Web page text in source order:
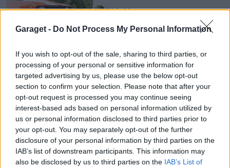
Garaget - Do Not Process My Personal Information
If you wish to opt-out of the sale, sharing to third parties, or
processing of your personal or sensitive information for
targeted advertising by us, please use the below opt-out
section to confirm your selection. Please note that after your
opt-out request is processed you may continue seeing
interest-based ads based on personal information utilized by
us or personal information disclosed to third parties prior to
your opt-out. You may separately opt-out of the further
disclosure of your personal information by third parties on the
IAB’s list of downstream participants. This information may
also be disclosed by us to third parties on the IAB’s List of
Z28-69
15 451 visningar185 kommentarer
Mazda RX7 TII"MX7"(1987)
carlssonj
19 041 visningar116 kommentarer
125
13 sept. 24
Mercedes 200 W123"Unik
Lågmilare"(1985)
Dark_knight